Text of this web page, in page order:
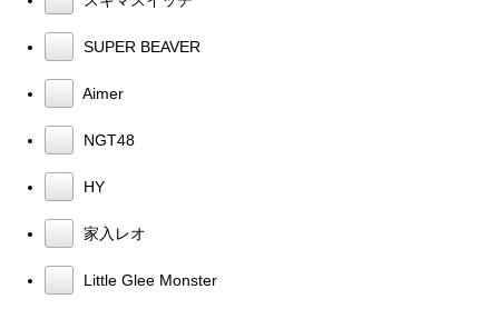
SUPER BEAVER
Aimer
NGT48
HY
家入レオ
Little Glee Monster